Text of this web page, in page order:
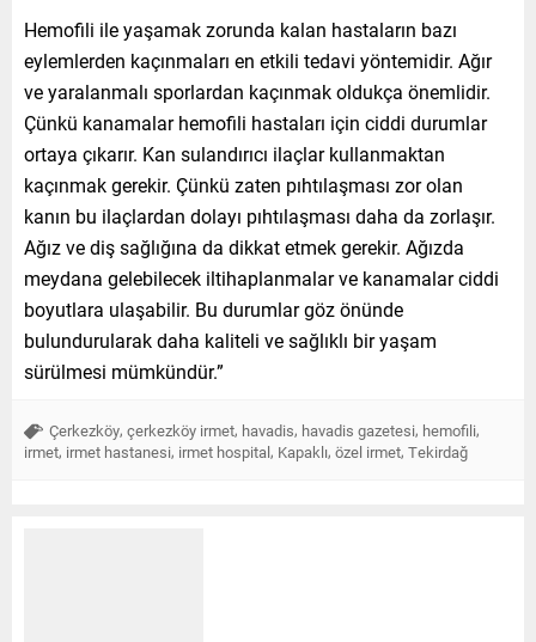
Hemofili ile yaşamak zorunda kalan hastaların bazı
eylemlerden kaçınmaları en etkili tedavi yöntemidir. Ağır
ve yaralanmalı sporlardan kaçınmak oldukça önemlidir.
Çünkü kanamalar hemofili hastaları için ciddi durumlar
ortaya çıkarır. Kan sulandırıcı ilaçlar kullanmaktan
kaçınmak gerekir. Çünkü zaten pıhtılaşması zor olan
kanın bu ilaçlardan dolayı pıhtılaşması daha da zorlaşır.
Ağız ve diş sağlığına da dikkat etmek gerekir. Ağızda
meydana gelebilecek iltihaplanmalar ve kanamalar ciddi
boyutlara ulaşabilir. Bu durumlar göz önünde
bulundurularak daha kaliteli ve sağlıklı bir yaşam
sürülmesi mümkündür.”
Çerkezköy, çerkezköy irmet, havadis, havadis gazetesi, hemofili,
irmet, irmet hastanesi, irmet hospital, Kapaklı, özel irmet, Tekirdağ